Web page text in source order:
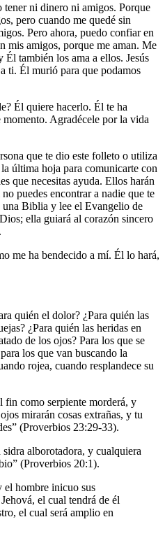
tener ni dinero ni amigos. Porque
pero cuando me quedé sin
Pero ahora, puedo confiar en
mis amigos, porque me aman. Me
Él también los ama a ellos. Jesús
ti. Él murió para que podamos
Él quiere hacerlo. Él te ha
momento. Agradécele por la vida
que te dio este folleto o utiliza
última hoja para comunicarte con
que necesitas ayuda. Ellos harán
puedes encontrar a nadie que te
Biblia y lee el Evangelio de
ella guiará al corazón sincero
me ha bendecido a mí. Él lo hará,
quién el dolor? ¿Para quién las
¿Para quién las heridas en
de los ojos? Para los que se
los que van buscando la
rojea, cuando resplandece su
fin como serpiente morderá, y
mirarán cosas extrañas, y tu
(Proverbios 23:29-33).
alborotadora, y cualquiera
(Proverbios 20:1).
el hombre inicuo sus
el cual tendrá de él
el cual será amplio en